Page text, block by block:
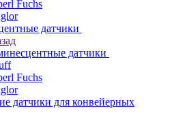
Fuchs
датчики
датчики
Fuchs
датчики для конвейерных